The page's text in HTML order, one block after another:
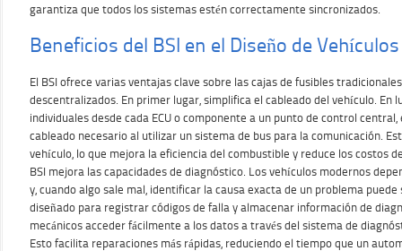
garantiza que todos los sistemas estén correctamente sincronizados.
Beneficios del BSI en el Diseño de Vehículos
El BSI ofrece varias ventajas clave sobre las cajas de fusibles
descentralizados. En primer lugar, simplifica el cableado del vehículo. En
individuales desde cada ECU o componente a un punto de control
cableado necesario al utilizar un sistema de bus para la comunicación.
vehículo, lo que mejora la eficiencia del combustible y reduce los costos
BSI mejora las capacidades de diagnóstico. Los vehículos modernos
y, cuando algo sale mal, identificar la causa exacta de un problema puede
diseñado para registrar códigos de falla y almacenar información de
mecánicos acceder fácilmente a los datos a través del sistema de
Esto facilita reparaciones más rápidas, reduciendo el tiempo que un